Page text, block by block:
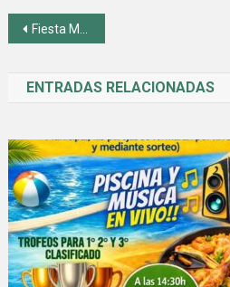
Navegación de
Fiesta Mayor Sant Fost 2024
ENTRADAS RELACIONADAS